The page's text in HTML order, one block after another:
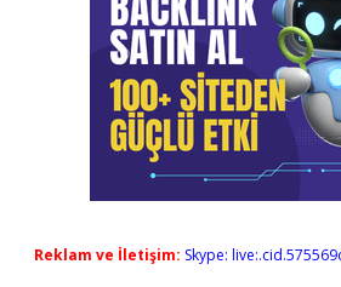
Reklam ve İletişim: Skype: